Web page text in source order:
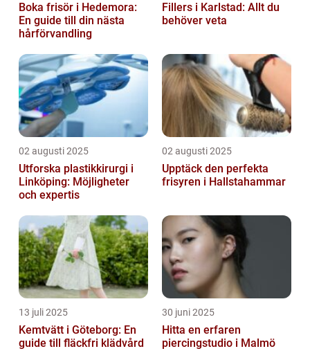
Boka frisör i Hedemora:
En guide till din nästa
hårförvandling
Fillers i Karlstad: Allt du
behöver veta
02 augusti 2025
Utforska plastikkirurgi i
Linköping: Möjligheter
och expertis
02 augusti 2025
Upptäck den perfekta
frisyren i Hallstahammar
13 juli 2025
Kemtvätt i Göteborg: En
guide till fläckfri klädvård
30 juni 2025
Hitta en erfaren
piercingstudio i Malmö